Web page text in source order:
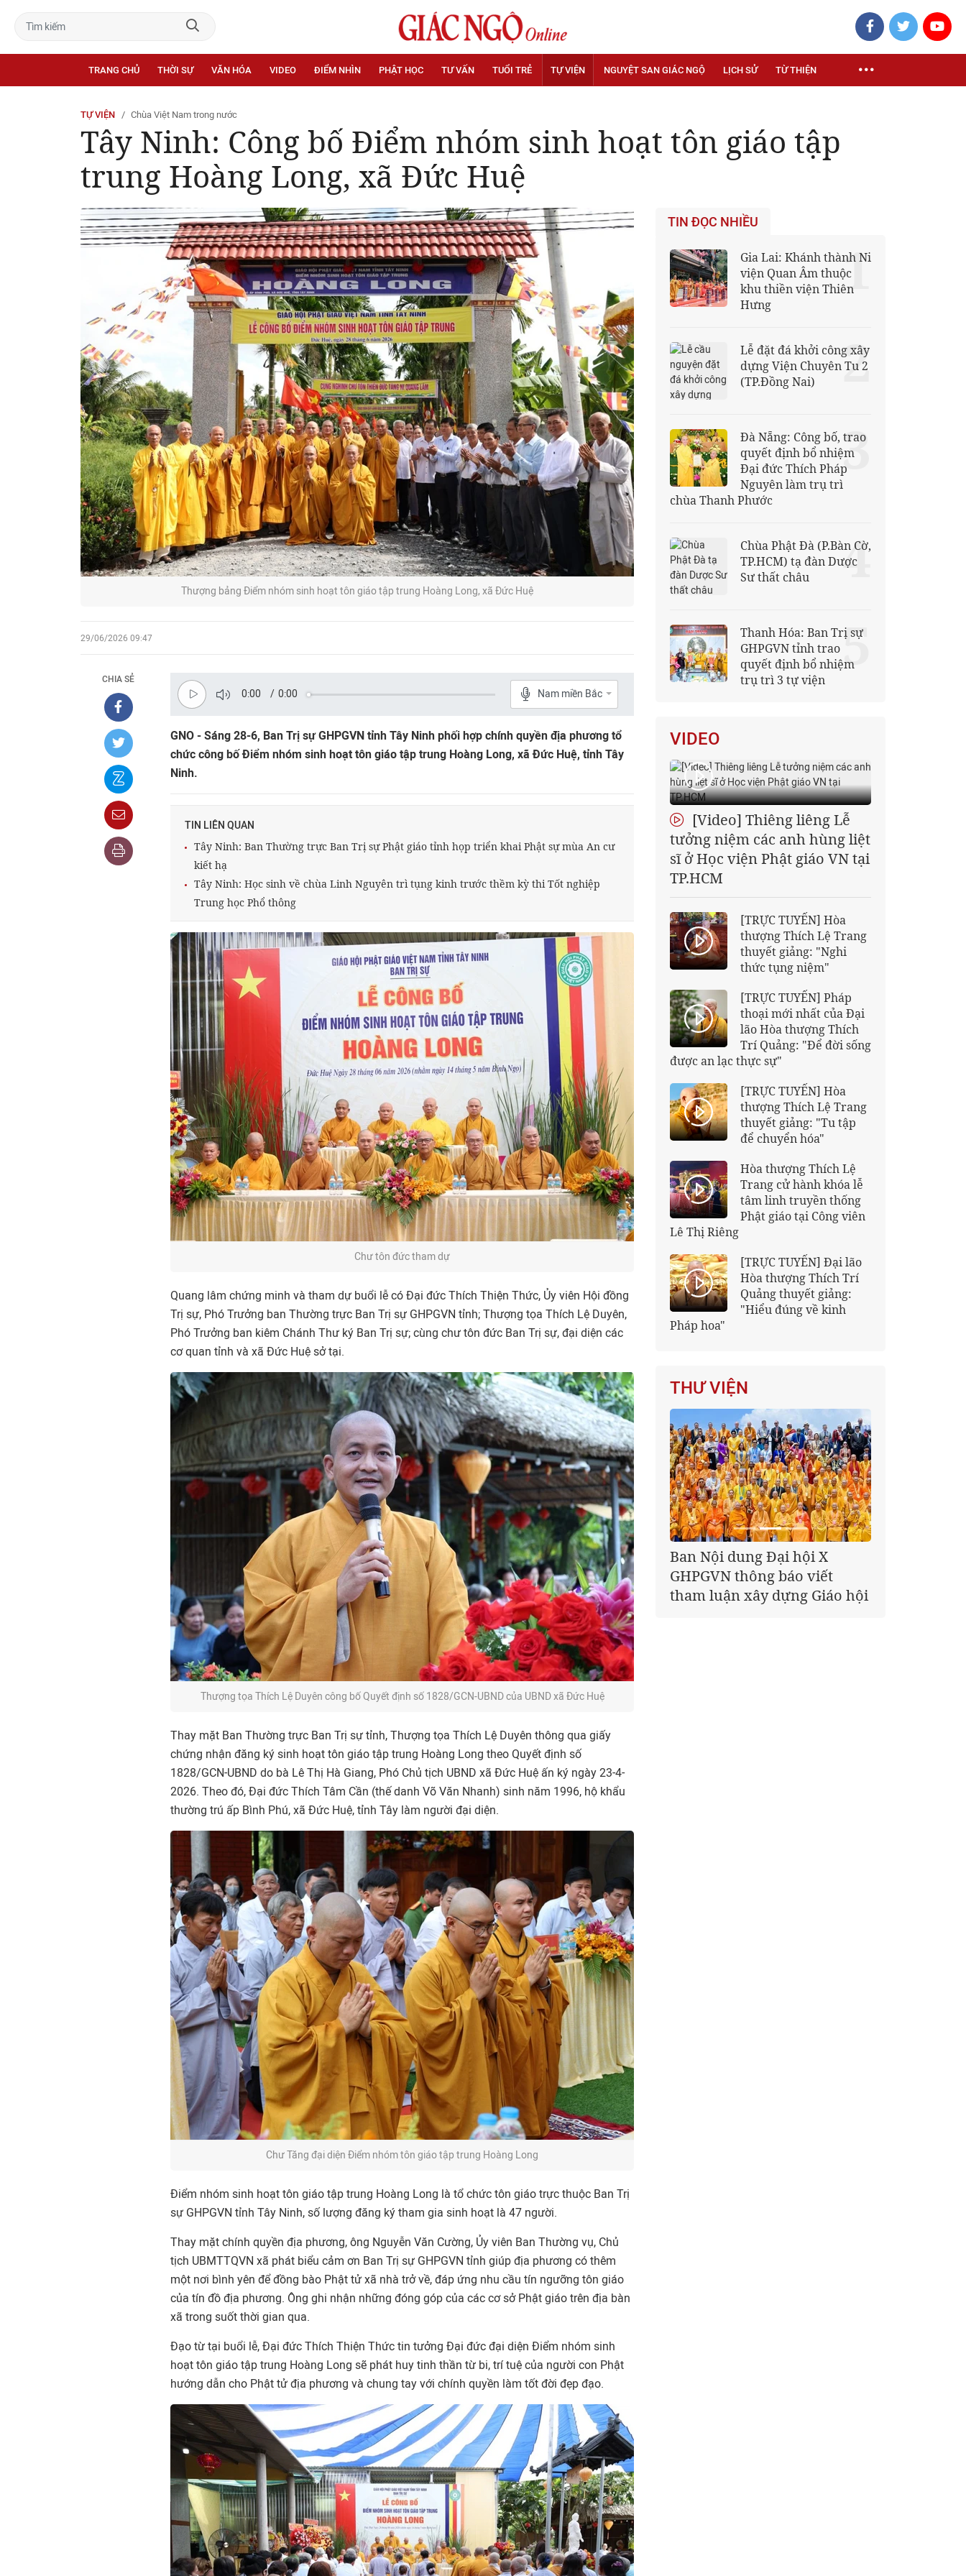
TRANG CHỦ THỜI SỰ VĂN HÓA VIDEO ĐIỂM NHÌN PHẬT HỌC TƯ VẤN TUỔI TRẺ TỰ VIỆN NGUYỆT SAN GIÁC NGỘ LỊCH SỬ TỪ THIỆN
TỰ VIỆN Chùa Việt Nam trong nước
Tây Ninh: Công bố Điểm nhóm sinh hoạt tôn giáo tập
trung Hoàng Long, xã Đức Huệ
Thượng bảng Điểm nhóm sinh hoạt tôn giáo tập trung Hoàng Long, xã Đức Huệ
29/06/2026 09:47
CHIA SẺ
0:00 / 0:00 Nam miền Bắc
GNO - Sáng 28-6, Ban Trị sự GHPGVN tỉnh Tây Ninh phối hợp chính quyền địa phương tổ
chức công bố Điểm nhóm sinh hoạt tôn giáo tập trung Hoàng Long, xã Đức Huệ, tỉnh Tây
Ninh.
TIN LIÊN QUAN
Tây Ninh: Ban Thường trực Ban Trị sự Phật giáo tỉnh họp triển khai Phật sự mùa An cư
kiết hạ
Tây Ninh: Học sinh về chùa Linh Nguyên trì tụng kinh trước thềm kỳ thi Tốt nghiệp
Trung học Phổ thông
Chư tôn đức tham dự
Quang lâm chứng minh và tham dự buổi lễ có Đại đức Thích Thiện Thức, Ủy viên Hội đồng
Trị sự, Phó Trưởng ban Thường trực Ban Trị sự GHPGVN tỉnh; Thượng tọa Thích Lệ Duyên,
Phó Trưởng ban kiêm Chánh Thư ký Ban Trị sự; cùng chư tôn đức Ban Trị sự, đại diện các
cơ quan tỉnh và xã Đức Huệ sở tại.
Thượng tọa Thích Lệ Duyên công bố Quyết định số 1828/GCN-UBND của UBND xã Đức Huệ
Thay mặt Ban Thường trực Ban Trị sự tỉnh, Thượng tọa Thích Lệ Duyên thông qua giấy
chứng nhận đăng ký sinh hoạt tôn giáo tập trung Hoàng Long theo Quyết định số
1828/GCN-UBND do bà Lê Thị Hà Giang, Phó Chủ tịch UBND xã Đức Huệ ấn ký ngày 23-4-
2026. Theo đó, Đại đức Thích Tâm Cần (thế danh Võ Văn Nhanh) sinh năm 1996, hộ khẩu
thường trú ấp Bình Phú, xã Đức Huệ, tỉnh Tây làm người đại diện.
Chư Tăng đại diện Điểm nhóm tôn giáo tập trung Hoàng Long
Điểm nhóm sinh hoạt tôn giáo tập trung Hoàng Long là tổ chức tôn giáo trực thuộc Ban Trị
sự GHPGVN tỉnh Tây Ninh, số lượng đăng ký tham gia sinh hoạt là 47 người.
Thay mặt chính quyền địa phương, ông Nguyễn Văn Cường, Ủy viên Ban Thường vụ, Chủ
tịch UBMTTQVN xã phát biểu cảm ơn Ban Trị sự GHPGVN tỉnh giúp địa phương có thêm
một nơi bình yên để đồng bào Phật tử xã nhà trở về, đáp ứng nhu cầu tín ngưỡng tôn giáo
của tín đồ địa phương. Ông ghi nhận những đóng góp của các cơ sở Phật giáo trên địa bàn
xã trong suốt thời gian qua.
Đạo từ tại buổi lễ, Đại đức Thích Thiện Thức tin tưởng Đại đức đại diện Điểm nhóm sinh
hoạt tôn giáo tập trung Hoàng Long sẽ phát huy tinh thần từ bi, trí tuệ của người con Phật
hướng dẫn cho Phật tử địa phương và chung tay với chính quyền làm tốt đời đẹp đạo.
TIN ĐỌC NHIỀU
Gia Lai: Khánh thành Ni
viện Quan Âm thuộc
khu thiền viện Thiên
Hưng
1
Lễ đặt đá khởi công xây
dựng Viện Chuyên Tu 2
(TP.Đồng Nai)
2
Đà Nẵng: Công bố, trao
quyết định bổ nhiệm
Đại đức Thích Pháp
Nguyên làm trụ trì
chùa Thanh Phước
3
Chùa Phật Đà (P.Bàn Cờ,
TP.HCM) tạ đàn Dược
Sư thất châu
4
Thanh Hóa: Ban Trị sự
GHPGVN tỉnh trao
quyết định bổ nhiệm
trụ trì 3 tự viện
5
VIDEO
[Video] Thiêng liêng Lễ
tưởng niệm các anh hùng liệt
sĩ ở Học viện Phật giáo VN tại
TP.HCM
[TRỰC TUYẾN] Hòa
thượng Thích Lệ Trang
thuyết giảng: "Nghi
thức tụng niệm"
[TRỰC TUYẾN] Pháp
thoại mới nhất của Đại
lão Hòa thượng Thích
Trí Quảng: "Để đời sống
được an lạc thực sự"
[TRỰC TUYẾN] Hòa
thượng Thích Lệ Trang
thuyết giảng: "Tu tập
để chuyển hóa"
Hòa thượng Thích Lệ
Trang cử hành khóa lễ
tâm linh truyền thống
Phật giáo tại Công viên
Lê Thị Riêng
[TRỰC TUYẾN] Đại lão
Hòa thượng Thích Trí
Quảng thuyết giảng:
"Hiểu đúng về kinh
Pháp hoa"
THƯ VIỆN
Giáo hội kêu gọi Tăng Ni,
Phật tử cả nước thể hiện tấm
lòng tri ân trọn vẹn nghĩa